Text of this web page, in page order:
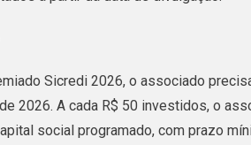
Sicredi 2026, o associado
2026. A cada R$ 50 investidos, o
social programado, com prazo